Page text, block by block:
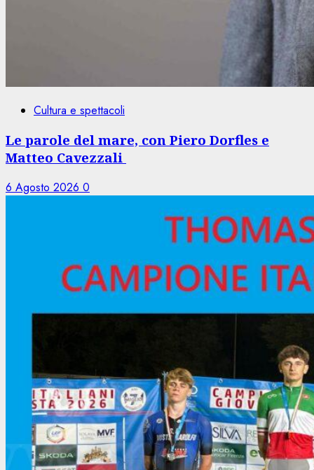
Cultura e spettacoli
Le parole del mare, con Piero Dorfles e
Matteo Cavezzali
6 Agosto 2026 0